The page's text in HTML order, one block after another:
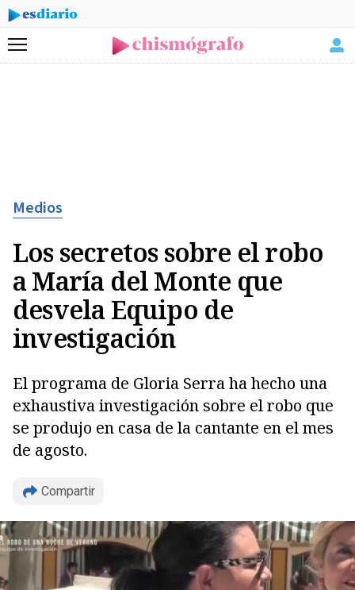
Menú
Medios
Los secretos sobre el robo
a María del Monte que
desvela Equipo de
investigación
El programa de Gloria Serra ha hecho una
exhaustiva investigación sobre el robo que
se produjo en casa de la cantante en el mes
de agosto.
Compartir
Copiar